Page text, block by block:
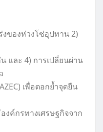
งของห่วงโซ่อุปทาน 2)
และ 4) การเปลี่ยนผ่าน
เพื่อตอกย้ำจุดยืน
งค์กรทางเศรษฐกิจจาก